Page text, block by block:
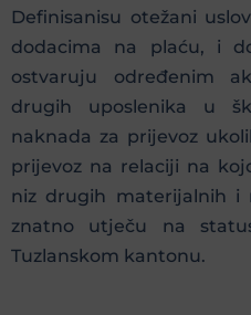
Definisanisu otežani
dodacima na plaću, i
ostvaruju određenim
drugih uposlenika u
naknada za prijevoz
prijevoz na relaciji na
niz drugih materijalnih i
znatno utječu na
Tuzlanskom kantonu.